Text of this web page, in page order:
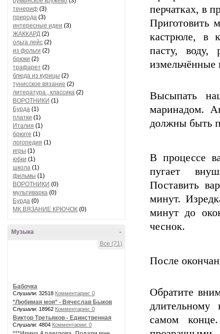
тенериф (3)
природа (3)
интересные идеи (3)
ЖАККАРД (2)
ольга лейс (2)
из фольги (2)
брюки (2)
трафарет (2)
блюда из курицы (2)
тунисское вязание (2)
литература , классика (2)
ВОРОТНИКИ (1)
Бурда (1)
платки (1)
Италия (1)
брюгге (1)
логопедия (1)
игры (1)
юбки (1)
школа (1)
фильмы (1)
ВОРОТНИКИ (0)
мультиварка (0)
Бурда (0)
МК ВЯЗАНИЕ КРЮЧОК (0)
-
Музыка
Все (71)
Бабочка
Слушали: 32518 Комментарии: 0
*Любимая моя* - Вячеслав Быков
Слушали: 18962 Комментарии: 0
Виктор Третьяков - Единственная
Слушали: 4804 Комментарии: 0
перчатках, в
Приготовить
кастрюле, в
пасту, воду,
Высыпать
маринадом.
должны быть
В процессе
пугает
Поставить
минут.
минут до
чеснок.
После
Обратите
самом